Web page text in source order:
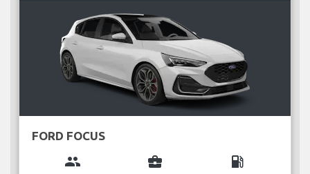
FORD FOCUS
group business_center local_gas_station